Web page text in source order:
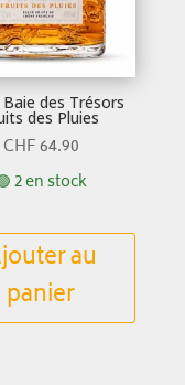
Baie des Trésors
des Pluies
CHF64.90
2 en stock
au
panier